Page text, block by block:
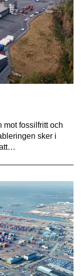
mot fossilfritt och
sker i